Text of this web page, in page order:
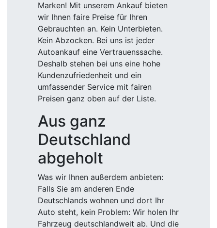
Marken! Mit unserem Ankauf bieten
wir Ihnen faire Preise für Ihren
Gebrauchten an. Kein Unterbieten.
Kein Abzocken. Bei uns ist jeder
Autoankauf eine Vertrauenssache.
Deshalb stehen bei uns eine hohe
Kundenzufriedenheit und ein
umfassender Service mit fairen
Preisen ganz oben auf der Liste.
Aus ganz
Deutschland
abgeholt
Was wir Ihnen außerdem anbieten:
Falls Sie am anderen Ende
Deutschlands wohnen und dort Ihr
Auto steht, kein Problem: Wir holen Ihr
Fahrzeug deutschlandweit ab. Und die